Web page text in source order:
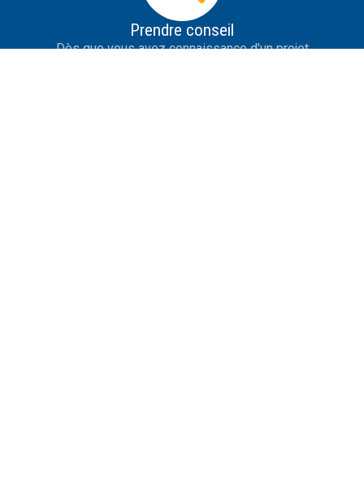
Prendre conseil
Dès que vous avez connaissance d'un projet